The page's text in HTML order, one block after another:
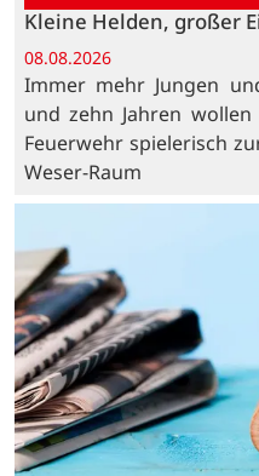
Kleine Helden, großer
08.08.2026
Immer mehr Jungen
und zehn Jahren
Feuerwehr spielerisch
Weser-Raum